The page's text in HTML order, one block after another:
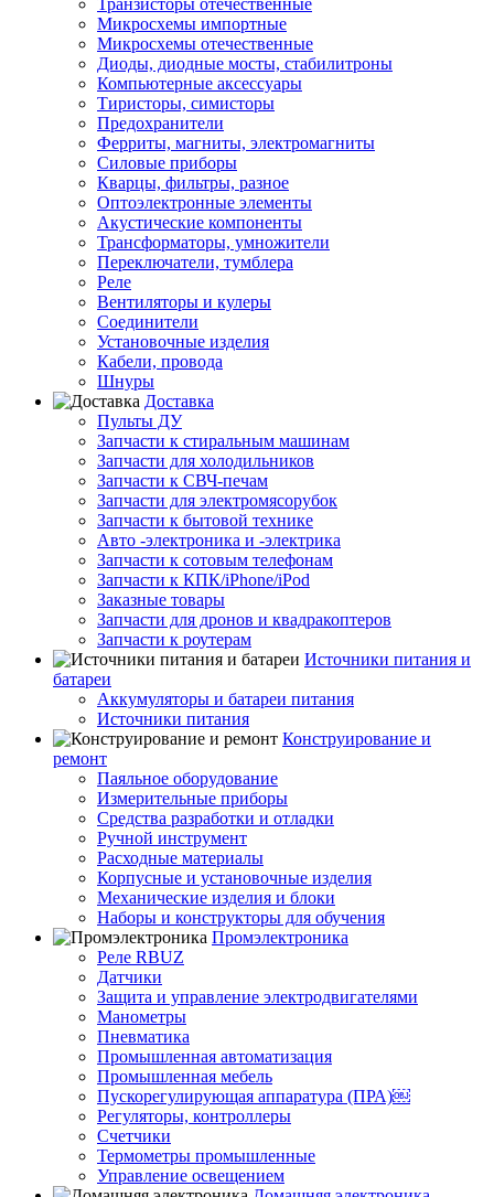
Транзисторы отечественные
Микросхемы импортные
Микросхемы отечественные
Диоды, диодные мосты, стабилитроны
Компьютерные аксессуары
Тиристоры, симисторы
Предохранители
Ферриты, магниты, электромагниты
Силовые приборы
Кварцы, фильтры, разное
Оптоэлектронные элементы
Акустические компоненты
Трансформаторы, умножители
Переключатели, тумблера
Реле
Вентиляторы и кулеры
Соединители
Установочные изделия
Кабели, провода
Шнуры
Доставка
Пульты ДУ
Запчасти к стиральным машинам
Запчасти для холодильников
Запчасти к СВЧ-печам
Запчасти для электромясорубок
Запчасти к бытовой технике
Авто -электроника и -электрика
Запчасти к сотовым телефонам
Запчасти к КПК/iPhone/iPod
Заказные товары
Запчасти для дронов и квадракоптеров
Запчасти к роутерам
Источники питания и
батареи
Аккумуляторы и батареи питания
Источники питания
Конструирование и
ремонт
Паяльное оборудование
Измерительные приборы
Средства разработки и отладки
Ручной инструмент
Расходные материалы
Корпусные и установочные изделия
Механические изделия и блоки
Наборы и конструкторы для обучения
Промэлектроника
Реле RBUZ
Датчики
Защита и управление электродвигателями
Манометры
Пневматика
Промышленная автоматизация
Промышленная мебель
Пускорегулирующая аппаратура (ПРА)￼
Регуляторы, контроллеры
Счетчики
Термометры промышленные
Управление освещением